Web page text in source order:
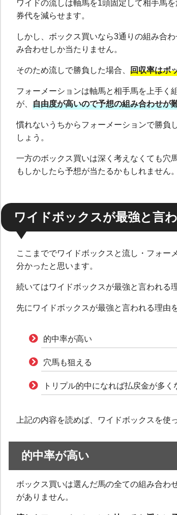
ワイドの流しは軸馬を1頭固定して相手馬
券代を減らせます。
しかし、ボックス買いなら3通りの組み合
み合わせしか当たりません。
そのため流しで勝負した場合、 回収率はボ
フォーメーションは軸馬と相手馬を上手く
が、 自由度が高いので予想の組み合わせが
慣れないうちからフォーメーションで勝負
しょう。
一方のボックス買いは深く考えなくても穴
もしかしたら予想が当たるかもしれません。
ワイドボックスが最強と言
ここまででワイドボックスと流し・フォー
分かったと思います。
続いてはワイドボックスが最強と言われる
先にワイドボックスが最強と言われる理由
的中率が高い
穴馬も狙える
トリプル的中になれば払戻金が多く
上記の内容を読めば、ワイドボックスを使
的中率が高い
ボックス買いは選んだ馬の全ての組み合わ
がありません。